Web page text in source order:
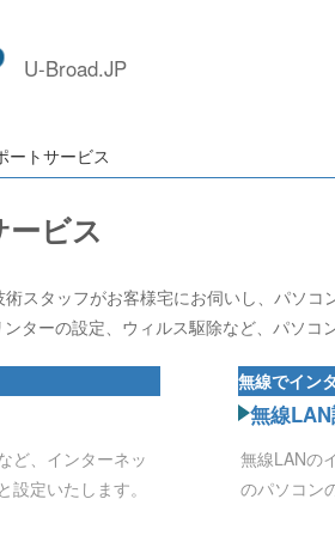
U-Broad.JP
ートサービス
ビス
スタッフがお客様宅にお伺いし、パソコ
ターの設定、ウィルス駆除など、パソコ
ど、インターネッ
設定いたします。
無線でイン
無線
無線LANの
のパソコン